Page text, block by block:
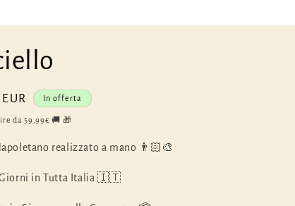
In offerta
da 59,99€ 🚚 🎁
realizzato a mano 👨🏻‍🎨
Giorni in Tutta Italia 🇮🇹